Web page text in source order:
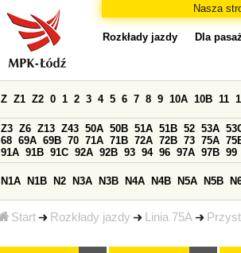
Nasza
Start Rozkłady jazdy Linia 75A
Rozkłady jazdy Dla
Z Z1 Z2 0 1 2 3 4 5 6 7 8 9 10A 10B 11
Z3 Z6 Z13 Z43 50A 50B 51A 51B 52 53A
68 69A 69B 70 71A 71B 72A 72B 73 75A
91A 91B 91C 92A 92B 93 94 96 97A 97B 99
N1A N1B N2 N3A N3B N4A N4B N5A N5B